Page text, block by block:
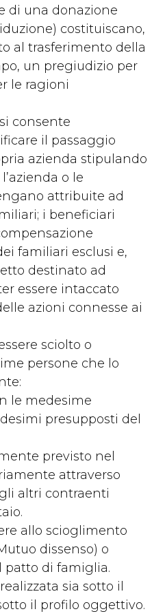
di una donazione
costituiscano,
al trasferimento della
un pregiudizio per
le ragioni
consente
il passaggio
azienda stipulando
o le
attribuite ad
i beneficiari
familiari esclusi e,
destinato ad
essere intaccato
azioni connesse ai
sciolto o
persone che lo
le medesime
presupposti del
previsto nel
attraverso
altri contraenti
allo scioglimento
dissenso) o
patto di famiglia.
sia sotto il
il profilo oggettivo.